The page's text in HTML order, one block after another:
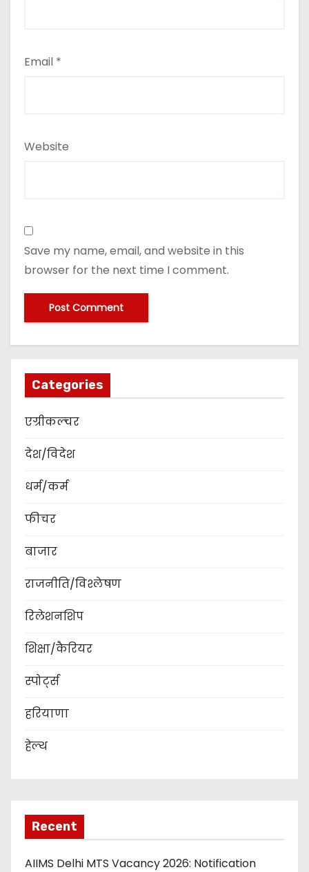
Email *
Website
Save my name, email, and website in this
browser for the next time I comment.
Categories
एग्रीकल्चर
देश/विदेश
धर्म/कर्म
फीचर
बाजार
राजनीति/विश्लेषण
रिलेशनशिप
शिक्षा/कैरियर
स्पोर्ट्स
हरियाणा
हेल्थ
Recent
AIIMS Delhi MTS Vacancy 2026: Notification